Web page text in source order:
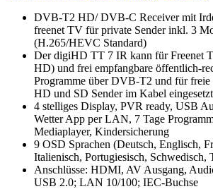
DVB-T2 HD/ DVB-C Receiver mit
freenet TV für private Sender inkl. 3
(H.265/HEVC Standard)
Der digiHD TT 7 IR kann für Freenet
HD) und frei empfangbare öffentlich-
Programme über DVB-T2 und für
HD und SD Sender im Kabel
4 stelliges Display, PVR ready, USB
Wetter App per LAN, 7 Tage
Mediaplayer, Kindersicherung
9 OSD Sprachen (Deutsch, Englisch,
Italienisch, Portugiesisch, Schwedisch,
Anschlüsse: HDMI, AV Ausgang,
USB 2.0; LAN 10/100; IEC-Buchse